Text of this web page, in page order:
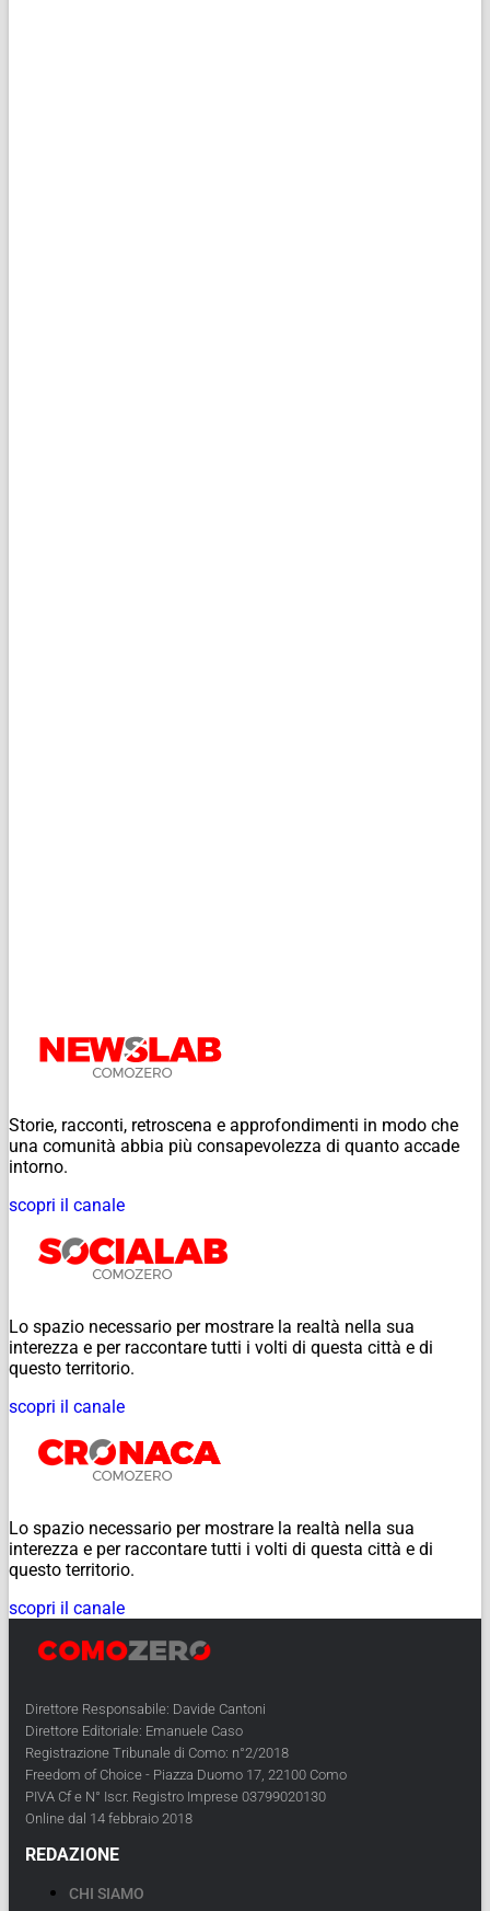
Storie, racconti, retroscena e approfondimenti in modo che
una comunità abbia più consapevolezza di quanto accade
intorno.
scopri il canale
Lo spazio necessario per mostrare la realtà nella sua
interezza e per raccontare tutti i volti di questa città e di
questo territorio.
scopri il canale
Lo spazio necessario per mostrare la realtà nella sua
interezza e per raccontare tutti i volti di questa città e di
questo territorio.
scopri il canale
Direttore Responsabile: Davide Cantoni
Direttore Editoriale: Emanuele Caso
Registrazione Tribunale di Como: n°2/2018
Freedom of Choice - Piazza Duomo 17, 22100 Como
PIVA Cf e N° Iscr. Registro Imprese 03799020130
Online dal 14 febbraio 2018
REDAZIONE
CHI SIAMO